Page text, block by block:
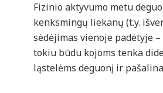
Fizinio aktyvumo metu
kenksmingų liekanų (t.y.
sėdėjimas vienoje padėtyje
tokiu būdu kojoms tenka
ląstelėms deguonį ir